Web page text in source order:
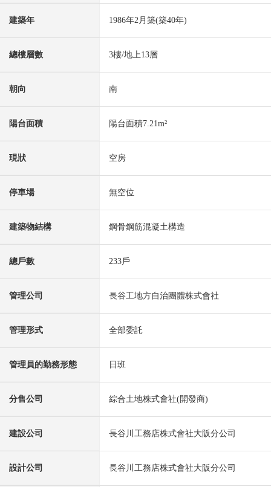
建築年 1986年2月築(築40年)
總樓層數 3樓/地上13層
朝向 南
陽台面積 陽台面積7.21m²
現狀 空房
停車場 無空位
建築物結構 鋼骨鋼筋混凝土構造
總戶數 233戶
管理公司 長谷工地方自治團體株式會社
管理形式 全部委託
管理員的勤務形態 日班
分售公司 綜合土地株式會社(開發商)
建設公司 長谷川工務店株式會社大阪分公司
設計公司 長谷川工務店株式會社大阪分公司